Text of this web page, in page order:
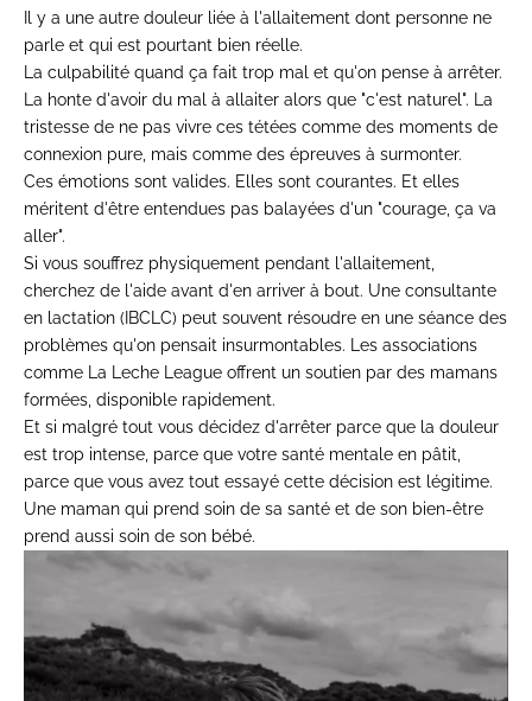
y a une autre douleur liée à
l'allaitement dont personne ne
parle et qui est pourtant bien réelle.
La culpabilité quand ça fait trop mal et qu'on pense à arrêter.
La honte d'avoir du mal à allaiter alors que "c'est naturel". La
tristesse de ne pas vivre ces tétées comme des moments de
connexion pure, mais comme des épreuves à surmonter.
Ces émotions sont valides. Elles sont courantes. Et elles
méritent d'être entendues pas balayées d'un "courage, ça va
aller".
Si vous souffrez physiquement pendant l'allaitement,
cherchez de l'aide avant d'en arriver à bout. Une consultante
en lactation (IBCLC) peut souvent résoudre en une séance des
problèmes qu'on pensait insurmontables. Les associations
comme La Leche League offrent un soutien par des mamans
formées, disponible rapidement.
Et si malgré tout vous décidez d'arrêter parce que la douleur
est trop intense, parce que votre santé mentale en pâtit,
parce que vous avez tout essayé cette décision est légitime.
Une maman qui prend soin de sa santé et de son bien-être
prend aussi soin de son bébé.